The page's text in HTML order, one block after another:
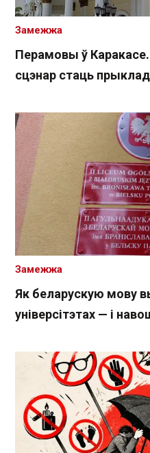
Перамовы ў
сцэнар стаць
Замежжа
Як беларускую мову
універсітэтах — і
Замежжа